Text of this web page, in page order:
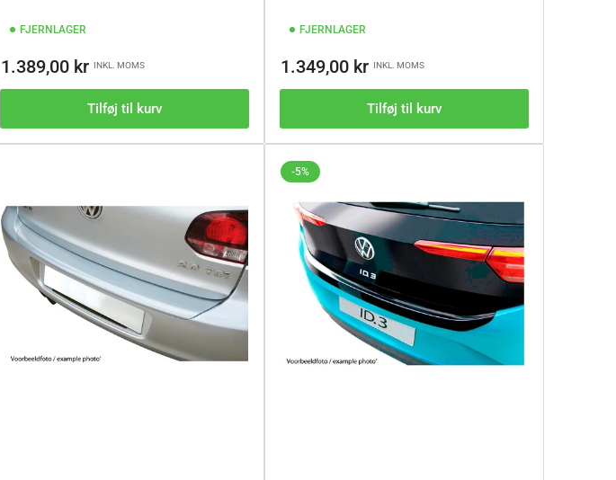
FJERNLAGER
Vejl.pris
1.389,00 kr INKL. MOMS
Tilføj til kurv
FJERNLAGER
Vejl.pris
1.349,00 kr INKL. MOMS
Tilføj til kurv
-5%